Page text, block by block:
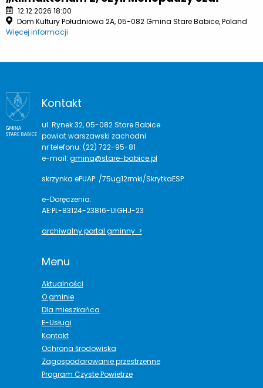
12.12.2026 18:00
Dom Kultury Południowa 2A, 05-082 Gmina Stare Babice, Poland
Więcej informacji
Kontakt
ul. Rynek 32, 05-082 Stare Babice
powiat warszawski zachodni
nr telefonu: (22) 722-95-81
e-mail: gmina@stare-babice.pl
skrzynka ePUAP: /75ug12rmki/SkrytkaESP
e-Doręczenia:
AE:PL-83124-23816-UIGHJ-23
archiwalny portal gminny >
Menu
Aktualności
O gminie
Dla mieszkańca
E-Usługi
Kontakt
Ochrona środowiska
Zagospodarowanie przestrzenne
Program Czyste Powietrze